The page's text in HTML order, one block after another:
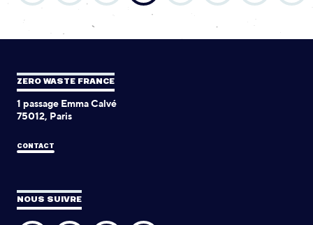
ZERO WASTE FRANCE
1 passage Emma Calvé
75012, Paris
CONTACT
NOUS SUIVRE